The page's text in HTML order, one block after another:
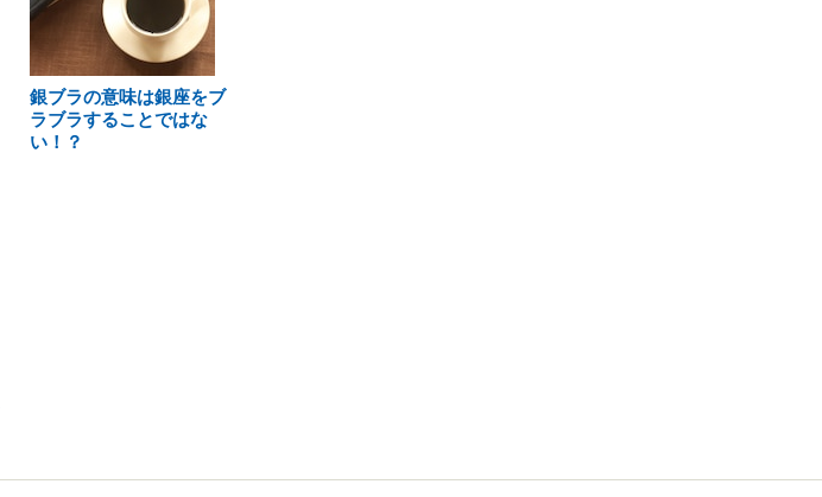
銀ブラの意味は銀座をブ
ラブラすることではな
い！？